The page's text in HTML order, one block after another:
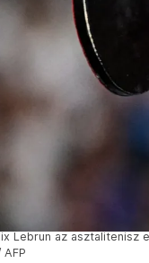
Lebrun az asztalitenisz
AFP